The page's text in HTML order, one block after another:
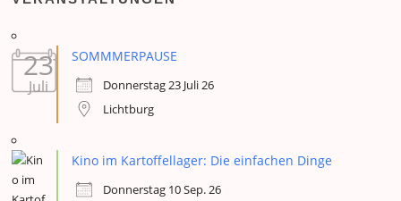
23
Juli
SOMMMERPAUSE
Donnerstag 23 Juli 26
Lichtburg
Kino im Kartoffellager: Die einfachen Dinge
Donnerstag 10 Sep. 26